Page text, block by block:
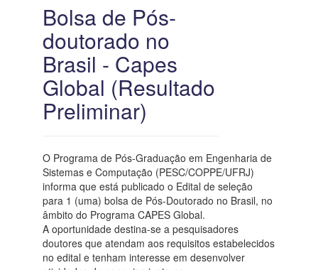
Bolsa de Pós-
doutorado no
Brasil - Capes
Global (Resultado
Preliminar)
O Programa de Pós-Graduação em Engenharia de
Sistemas e Computação (PESC/COPPE/UFRJ)
informa que está publicado o Edital de seleção
para 1 (uma) bolsa de Pós-Doutorado no Brasil, no
âmbito do Programa CAPES Global.
A oportunidade destina-se a pesquisadores
doutores que atendam aos requisitos estabelecidos
no edital e tenham interesse em desenvolver